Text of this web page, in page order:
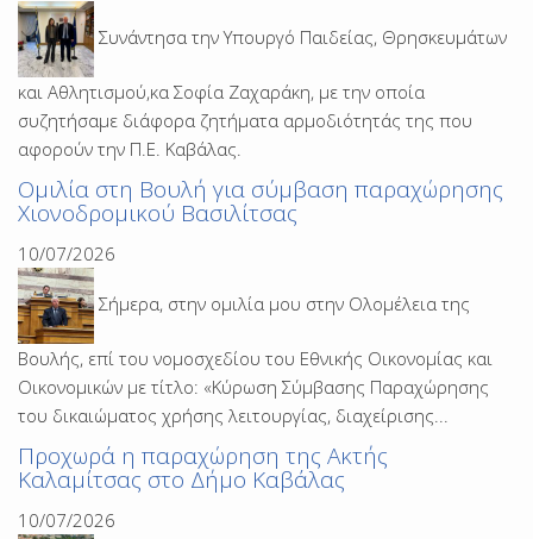
Συνάντησα την Υπουργό Παιδείας, Θρησκευμάτων
και Αθλητισμού,κα Σοφία Ζαχαράκη, με την οποία
συζητήσαμε διάφορα ζητήματα αρμοδιότητάς της που
αφορούν την Π.Ε. Καβάλας.
Ομιλία στη Βουλή για σύμβαση παραχώρησης
Χιονοδρομικού Βασιλίτσας
10/07/2026
Σήμερα, στην ομιλία μου στην Ολομέλεια της
Βουλής, επί του νομοσχεδίου του Εθνικής Οικονομίας και
Οικονομικών με τίτλο: «Κύρωση Σύμβασης Παραχώρησης
του δικαιώματος χρήσης λειτουργίας, διαχείρισης...
Προχωρά η παραχώρηση της Ακτής
Καλαμίτσας στο Δήμο Καβάλας
10/07/2026